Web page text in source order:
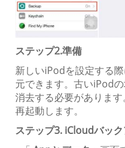
ステップ2.準備
新しいiPodを設定する
元できます。古いiPod
消去する必要がありま
再起動します。
ステップ3. iCloudバッ